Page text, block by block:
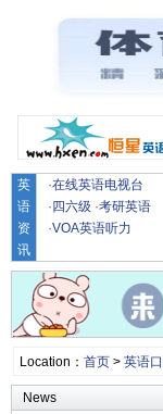
英
语
资
讯
·在线英语电视台
· 四六级 ·考研英语
·VOA英语听力
Location： 首页> 英语
News